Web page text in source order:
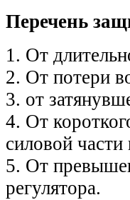
Перечень
1. От
2. От потери
3. от
4. От
силовой части
5. От
регулятора.